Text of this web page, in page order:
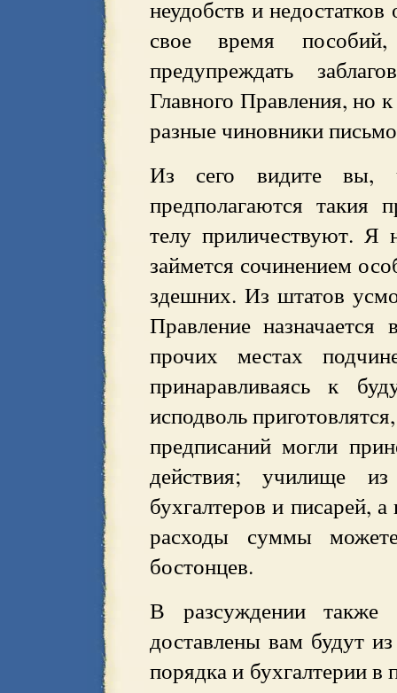
неудобств и
свое время
предупреждать
Главного Правления, но
разные чиновники
Из сего видите вы,
предполагаются такия
телу приличествуют. Я
займется сочинением
здешних. Из штатов
Правление
прочих местах
принаравливаясь к
исподволь
предписаний могли
действия; училище
бухгалтеров и писарей,
расходы суммы
бостонцев.
В разсуждении также
доставлены вам будут
порядка и бухгалтерии в